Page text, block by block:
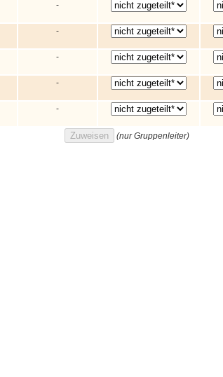
-
-
-
-
-
(nur Gruppenleiter)